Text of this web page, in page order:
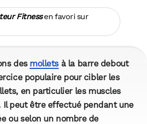
Fitnessen favori sur
des molletsà la barre debout
populaire pour cibler les
en particulier les muscles
Il peut être effectué pendant une
ou selon un nombre de